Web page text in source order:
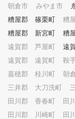
っております。
朝倉市
みやま市
糟屋郡 篠栗町
糟
糟屋郡 新宮町
糟
遠賀郡 芦屋町
遠
遠賀郡 遠賀町
鞍
嘉穂郡 桂川町
朝
三井郡 大刀洗町
田川郡 香春町
田
田川郡 川崎町
田